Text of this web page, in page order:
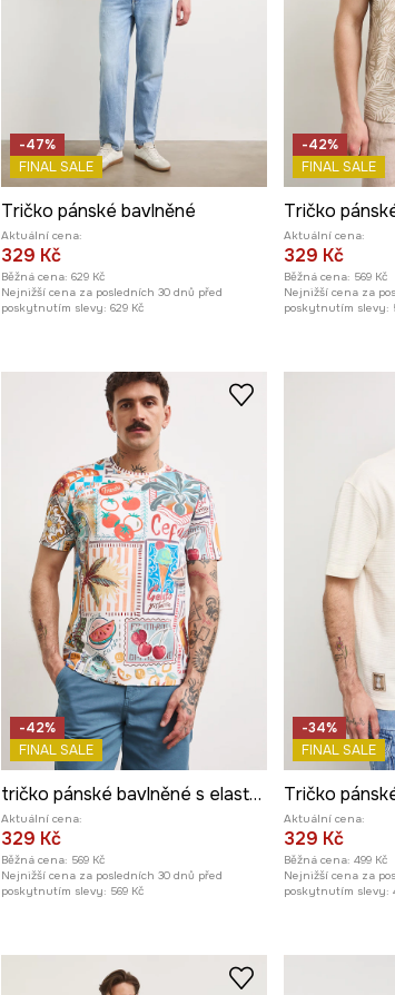
-47%
FINAL SALE
Tričko pánské bavlněné
Aktuální cena:
329 Kč
Běžná cena: 629 Kč
Nejnižší cena za posledních 30 dnů před
poskytnutím slevy: 629 Kč
-42%
FINAL SALE
Tričko
Aktuální cena:
329 Kč
Běžná cena: 569 Kč
Nejnižší cena za
poskytnutím slevy:
-42%
FINAL SALE
tričko pánské bavlněné s elastanem
Aktuální cena:
329 Kč
Běžná cena: 569 Kč
Nejnižší cena za posledních 30 dnů před
poskytnutím slevy: 569 Kč
-34%
FINAL SALE
Tričko
Aktuální cena:
329 Kč
Běžná cena: 499 Kč
Nejnižší cena za
poskytnutím slevy: